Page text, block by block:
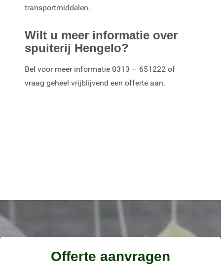
transportmiddelen.
Wilt u meer informatie over
spuiterij Hengelo?
Bel voor meer informatie 0313 – 651222of
vraag geheel vrijblijvend een offerte aan.
Offerte aanvragen